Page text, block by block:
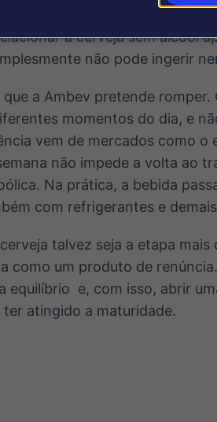
porém, deixou de ser o
a cerveja sem álcool
não pode ingerir
a Ambev pretende
momentos do dia, e
vem de mercados como o
não impede a volta ao
Na prática, a bebida
com refrigerantes e
talvez seja a etapa
como um produto de
equilíbrio e, com isso, abrir
atingido a maturidade.